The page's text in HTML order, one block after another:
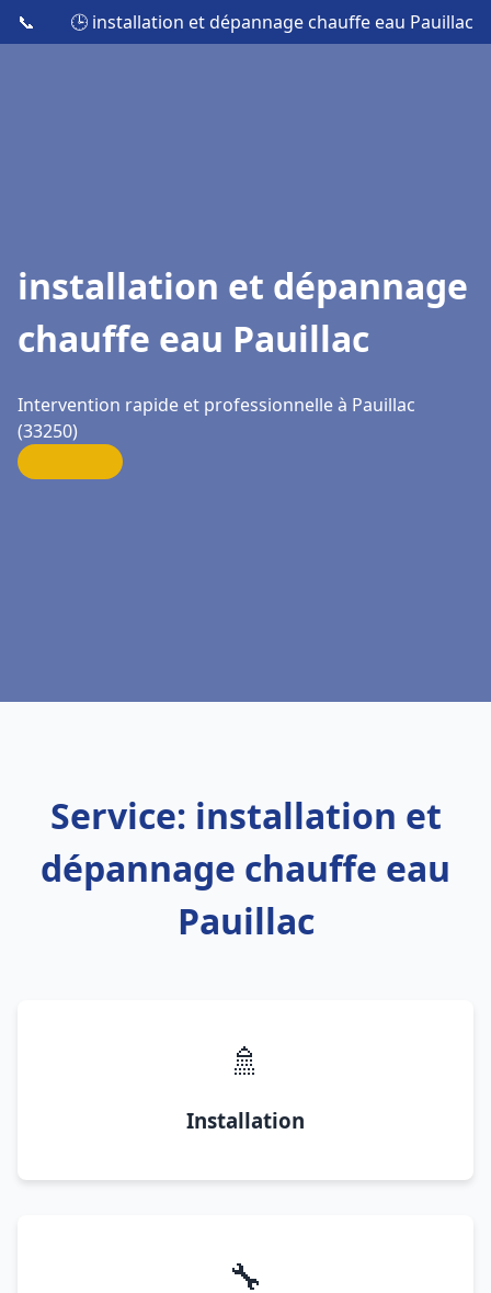
📞 🕒 installation et dépannage chauffe eau Pauillac
installation et dépannage
chauffe eau Pauillac
Intervention rapide et professionnelle à Pauillac
(33250)
Service: installation et
dépannage chauffe eau
Pauillac
🚿
Installation
🔧